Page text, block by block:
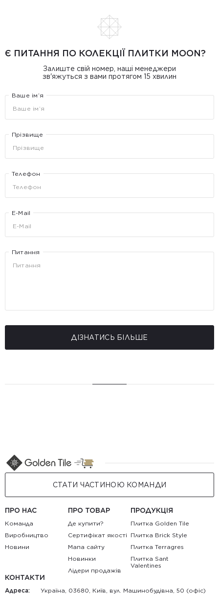
Є ПИТАННЯ ПО КОЛЕКЦІЇ ПЛИТКИ MOON?
Залиште свій номер, наші менеджери
зв'яжуться з вами протягом 15 хвилин
Ваше ім’я
Прізвище
Телефон
E-Mail
Питання
ДІЗНАТИСЬ БІЛЬШЕ
СТАТИ ЧАСТИНОЮ КОМАНДИ
ПРО НАС
Команда
Виробництво
Новини
ПРО ТОВАР
Де купити?
Сертифікат якості
Мапа сайту
Новинки
Лідери продажів
ПРОДУКЦІЯ
Плитка Golden Tile
Плитка Brick Style
Плитка Terragres
Плитка Sant
Valentines
КОНТАКТИ
Адреса: Україна, 03680, Київ, вул. Машинобудівна, 50 (офіс)